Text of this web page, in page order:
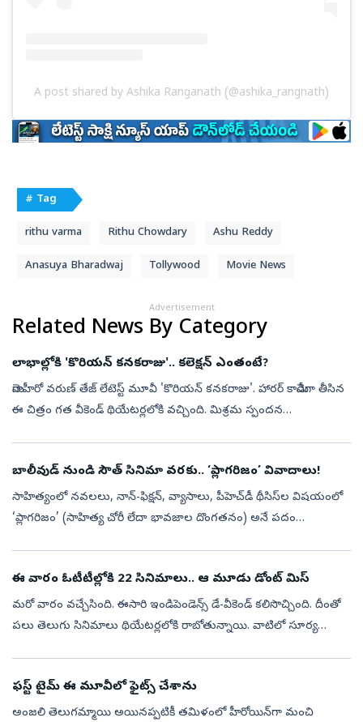
A post shared by Ashika Ranganath (@ashika_rangnath)
# Tag
rithu varma Rithu Chowdary Ashu Reddy
Anasuya Bharadwaj Tollywood Movie News
Advertisement
Related News By Category
లాభాల్లోకి 'కొరియన్ కనకరాజు'.. కలెక్షన్ ఎంతంటే?
మెగాహీరో వరుణ్ తేజ్ లేటెస్ట్ మూవీ 'కొరియన్ కనకరాజు'. హారర్ కామెడీగా తీసిన
ఈ చిత్రం గత వీకెండ్ థియేటర్లలోకి వచ్చింది. మిశ్రమ స్పందన
బాలీవుడ్ నుండి సౌత్ సినిమా వరకు.. ‘ప్లాగరిజం’ వివాదాలు!
సాహిత్యంలో నవలలు, నాన్-ఫిక్షన్, వ్యాసాలు, పీహెచ్‌డీ థీసిస్‌ల విషయంలో
‘ప్లాగరిజం’ (సాహిత్య చోరీ లేదా భావజాల దొంగతనం) అనే పదం
ఈ వారం ఓటీటీల్లోకి 22 సినిమాలు.. ఆ మూడు డోంట్ మిస్
మరో వారం వచ్చేసింది. ఈసారి ఇండిపెండెన్స్ డే-వీకెండ్ కలిసొచ్చింది. దీంతో
పలు తెలుగు సినిమాలు థియేటర్లలోకి రాబోతున్నాయి. వాటిలో సూర్య
ఫస్ట్ టైమ్ ఈ మూవీలో ఫైట్స్ చేశాను
అంజలి తెలుగమ్మాయి అయినప్పటికీ తమిళంలో హీరోయిన్‌గా మంచి